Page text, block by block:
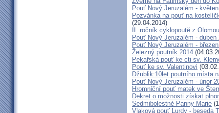
Pouť Nový Jeruzalém - květen
Pozvánka na pouť na
(29.04.2014)
II. ročník cyklopoutě z
Pouť Nový Jeruzalém - duben
Pouť Nový Jeruzalém -
Železný poutník 2014
Pekařská pouť ke cti sv.
Pouť ke sv. Valentinovi
Džublik:10let poutního místa
Pouť Nový Jeruzalém - únor
Hromniční pouť matek ve
Dekret o možnosti získat
Sedmibolestné Panny Marie
Vlaková pouť Lurdy - beseda